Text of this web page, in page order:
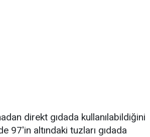
direkt gıdada kullanılabildiğini
97'in altındaki tuzları gıdada